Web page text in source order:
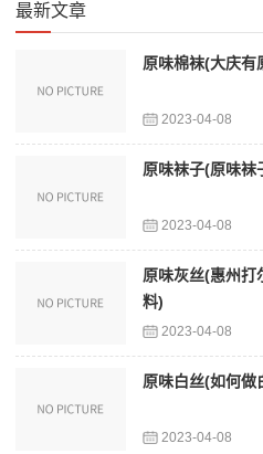
最新文章
原味棉袜(大庆有
2023-04-08
原味袜子(原味袜
2023-04-08
原味灰丝(惠州打
料)
2023-04-08
原味白丝(如何做
2023-04-08